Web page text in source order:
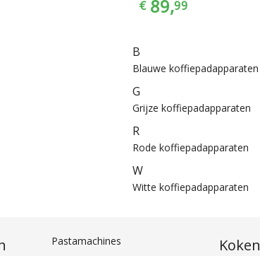
€ 89,99
B
Blauwe koffiepadapparaten
G
Grijze koffiepadapparaten
R
Rode koffiepadapparaten
W
Witte koffiepadapparaten
Pastamachines
Koken